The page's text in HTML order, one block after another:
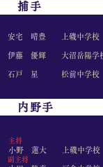
手
安宅 晴豊 上磯中
伊藤 優輝 大沼岳陽
石戸 星 松前中
野手
​主将
小野 蓮大 上磯中
​副主将